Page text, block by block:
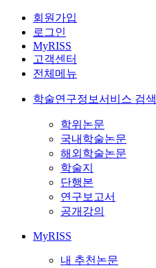
회원가입
로그인
MyRISS
고객센터
전체메뉴
학술연구정보서비스 검색
학위논문
국내학술논문
해외학술논문
학술지
단행본
연구보고서
공개강의
MyRISS
내 추천논문